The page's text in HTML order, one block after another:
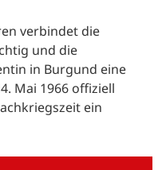
verbindet die
und die
in Burgund eine
Mai 1966 offiziell
ein